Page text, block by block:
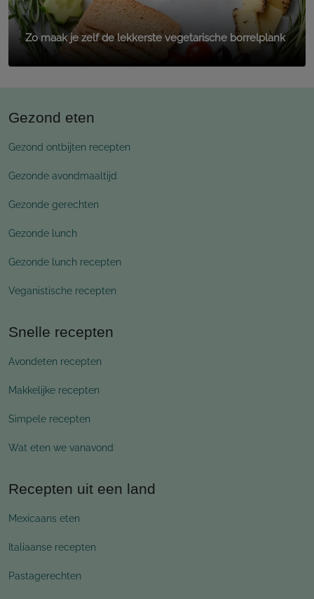
Zo maak je zelf de lekkerste vegetarische borrelplank
Gezond eten
Gezond ontbijten recepten
Gezonde avondmaaltijd
Gezonde gerechten
Gezonde lunch
Gezonde lunch recepten
Veganistische recepten
Snelle recepten
Avondeten recepten
Makkelijke recepten
Simpele recepten
Wat eten we vanavond
Recepten uit een land
Mexicaans eten
Italiaanse recepten
Pastagerechten